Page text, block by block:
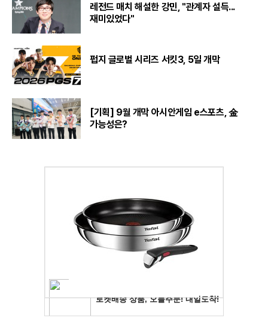
레전드 매치 해설한 강민, "관계자 설득...
재미있었다"
펍지 글로벌 시리즈 서킷3, 5일 개막
[기획] 9월 개막 아시안게임 e스포츠, 金
가능성은?